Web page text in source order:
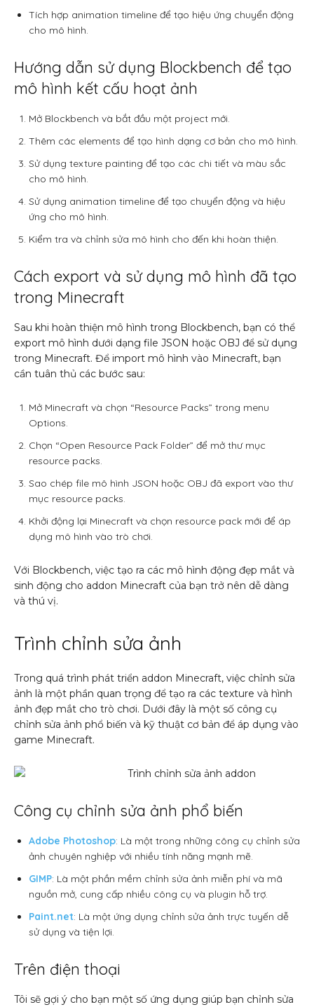
Tích hợp animation timeline để tạo hiệu ứng chuyển động
cho mô hình.
Hướng dẫn sử dụng Blockbench để tạo
mô hình kết cấu hoạt ảnh
Mở Blockbench và bắt đầu một project mới.
Thêm các elements để tạo hình dạng cơ bản cho mô hình.
Sử dụng texture painting để tạo các chi tiết và màu sắc
cho mô hình.
Sử dụng animation timeline để tạo chuyển động và hiệu
ứng cho mô hình.
Kiểm tra và chỉnh sửa mô hình cho đến khi hoàn thiện.
Cách export và sử dụng mô hình đã tạo
trong Minecraft
Sau khi hoàn thiện mô hình trong Blockbench, bạn có thể
export mô hình dưới dạng file JSON hoặc OBJ để sử dụng
trong Minecraft. Để import mô hình vào Minecraft, bạn
cần tuân thủ các bước sau:
Mở Minecraft và chọn “Resource Packs” trong menu
Options.
Chọn “Open Resource Pack Folder” để mở thư mục
resource packs.
Sao chép file mô hình JSON hoặc OBJ đã export vào thư
mục resource packs.
Khởi động lại Minecraft và chọn resource pack mới để áp
dụng mô hình vào trò chơi.
Với Blockbench, việc tạo ra các mô hình động đẹp mắt và
sinh động cho addon Minecraft của bạn trở nên dễ dàng
và thú vị.
Trình chỉnh sửa ảnh
Trong quá trình phát triển addon Minecraft, việc chỉnh sửa
ảnh là một phần quan trọng để tạo ra các texture và hình
ảnh đẹp mắt cho trò chơi. Dưới đây là một số công cụ
chỉnh sửa ảnh phổ biến và kỹ thuật cơ bản để áp dụng vào
game Minecraft.
Công cụ chỉnh sửa ảnh phổ biến
Adobe Photoshop: Là một trong những công cụ chỉnh sửa
ảnh chuyên nghiệp với nhiều tính năng mạnh mẽ.
GIMP: Là một phần mềm chỉnh sửa ảnh miễn phí và mã
nguồn mở, cung cấp nhiều công cụ và plugin hỗ trợ.
Paint.net: Là một ứng dụng chỉnh sửa ảnh trực tuyến dễ
sử dụng và tiện lợi.
Trên điện thoại
Tôi sẽ gợi ý cho bạn một số ứng dụng giúp bạn chỉnh sửa